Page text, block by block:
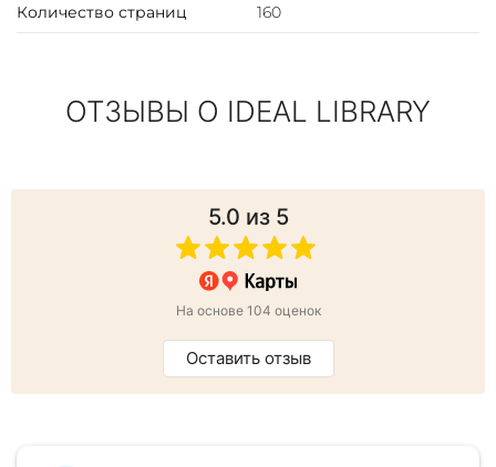
Количество страниц 160
ОТЗЫВЫ О IDEAL LIBRARY
5.0 из 5
На основе 104 оценок
Оставить отзыв